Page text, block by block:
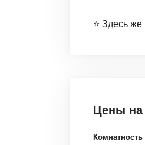
⭐️ Здесь
Цены на
Комнатность